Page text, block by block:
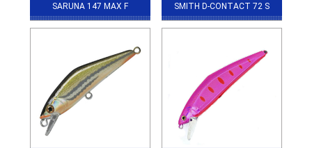
SARUNA 147 MAX F SMITH D-CONTACT 72 S